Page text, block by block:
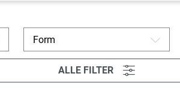
Form A
ALLE FILTER L